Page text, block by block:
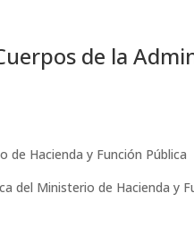
de la
de Hacienda y Función Pública
del Ministerio de Hacienda y